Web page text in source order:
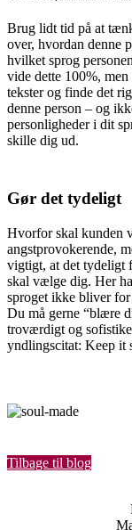
Brug lidt tid på at
over, hvordan denne
hvilket sprog
vide dette 100%,
tekster og finde det
denne person – og
personligheder i dit
skille dig ud.
Gør det tydeligt
Hvorfor skal kunden
angstprovokerende,
vigtigt, at det tydeligt
skal vælge dig. Her
sproget ikke bliver
Du må gerne “blære
troværdigt og
yndlingscitat: Keep it
Tilbage til blog